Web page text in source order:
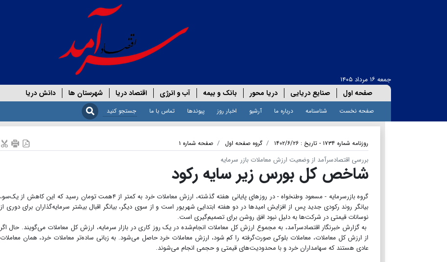
جمعه ۱۶ مرداد ۱۴۰۵
صفحه اول صنایع دریایی دریا محور بانک و بیمه آب و انرژی اقتصاد دریا شهرستان ها دانش دریا
صفحه نخست شناسنامه درباره ما آرشیو اخبار روز پیوندها تماس با ما
روزنامه شماره ۱۷۳۴ - تاریخ : ۱۴۰۲/۶/۲۶ گروه صفحه اول صفحه شماره ۱
بررسی اقتصادسرآمد از وضعیت ارزش معاملات بازر سرمایه
شاخص کل بورس زیر سایه رکود
گروه بازرسرمایه - مسعود وطنخواه - در روزهای پایانی هفته گذشته، ارزش معاملات خرد به کمتر از ۴همت تومان رسید که این کاهش از یک‌سو،
بیانگر روند رکودی جدید پس از افزایش امیدها در دو هفته ابتدایی شهریور است و از سوی دیگر، بیانگر اقبال بیشتر سرمایه‌گذاران برای دوری از
نوسانات قیمتی در شرکت‌ها به دلیل نبود افق روشن برای تصمیم‌گیری است.
به گزارش خبرنگار اقتصادسرآمد، به مجموع ارزش کل معاملات انجام‌شده در یک روز کاری در بازار سرمایه، ارزش کل معاملات می‌گویند. حال اگر
از ارزش کل معاملات، معاملات بلوکی صورت‌گرفته را کم شود، ارزش معاملات خرد حاصل می‌شود. به زبانی ساده‌تر معاملات خرد، همان معاملات
عادی هستند که سهامداران خرد و با محدودیت‌های قیمتی و حجمی انجام می‌شوند.